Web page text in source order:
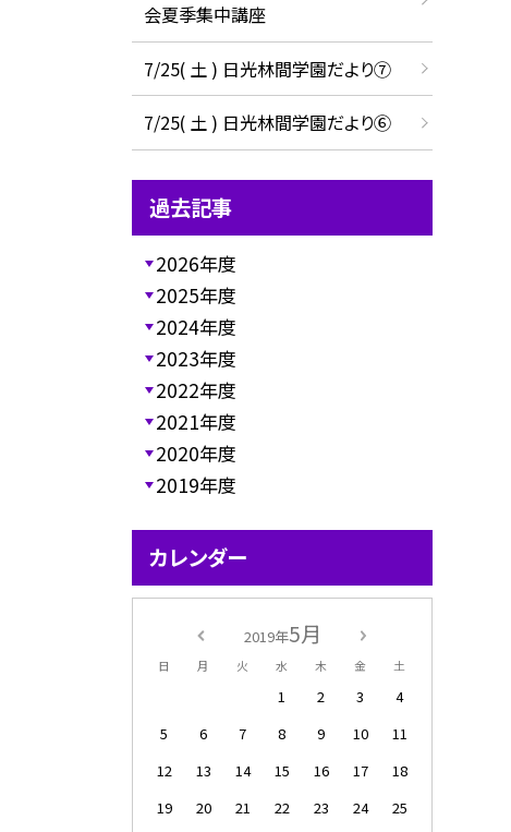
会夏季集中講座
7/25( 土 ) 日光林間学園だより⑦
7/25( 土 ) 日光林間学園だより⑥
過去記事
2026年度
2025年度
2024年度
2023年度
2022年度
2021年度
2020年度
2019年度
カレンダー
2019年5月
日 月 火 水 木 金 土
1 2 3
4
5
6 7 8 9 10
11
12
13 14 15 16 17
18
19
20 21 22 23 24
25